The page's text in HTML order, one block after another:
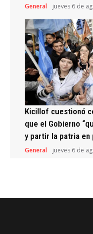
General jueves 6 de
Kicillof cuestionó
que el Gobierno
y partir la patria en
General jueves 6 de